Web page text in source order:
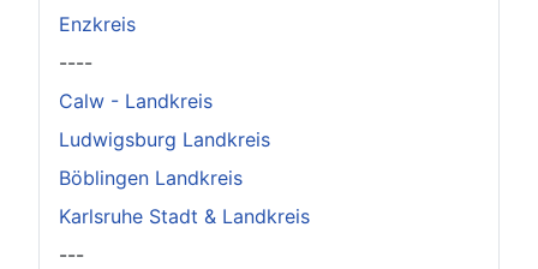
Enzkreis
----
Calw - Landkreis
Ludwigsburg Landkreis
Böblingen Landkreis
Karlsruhe Stadt & Landkreis
---